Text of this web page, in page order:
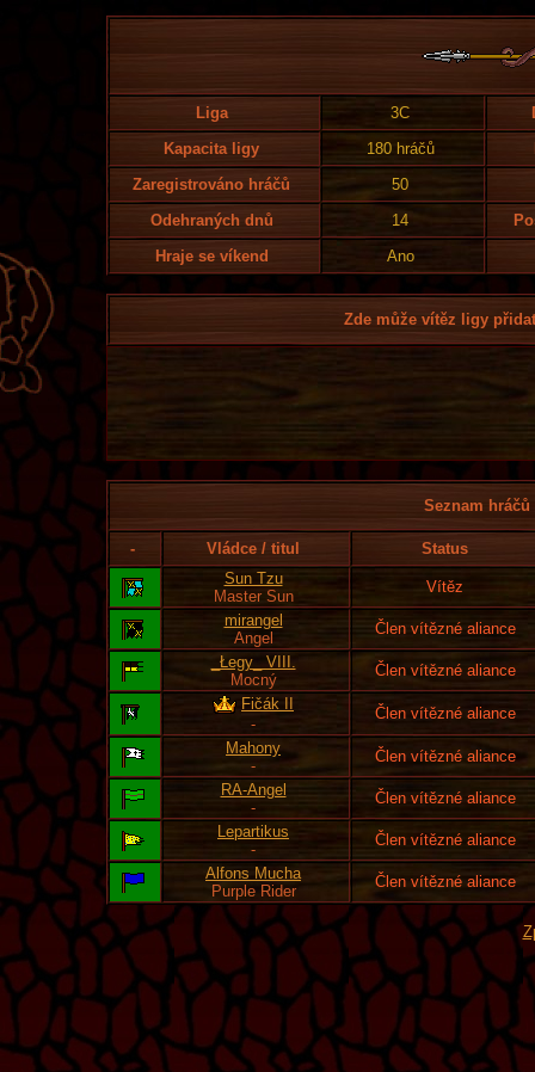
Liga 3C
Kapacita ligy
180 hráčů
Zaregistrováno hráčů
50
Odehraných dnů
14
Hraje se víkend
Ano
Zde může vítěz ligy
Seznam
- Vládce / titul
Status
Sun Tzu
Master Sun
Vítěz
mirangel
Angel
Člen vítězné aliance
_Łegy_ VIII.
Mocný
Člen vítězné aliance
Fičák II
-
Člen vítězné aliance
Mahony
-
Člen vítězné aliance
RA-Angel
-
Člen vítězné aliance
Lepartikus
-
Člen vítězné aliance
Alfons Mucha
Purple Rider
Člen vítězné aliance